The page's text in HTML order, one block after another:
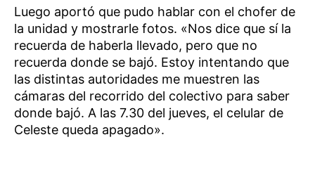
Luego aportó que pudo hablar con el chofer de
la unidad y mostrarle fotos. «Nos dice que sí la
recuerda de haberla llevado, pero que no
recuerda donde se bajó. Estoy intentando que
las distintas autoridades me muestren las
cámaras del recorrido del colectivo para saber
donde bajó. A las 7.30 del jueves, el celular de
Celeste queda apagado».